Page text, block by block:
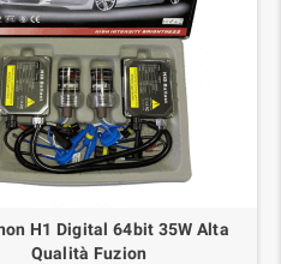
H1 Digital 64bit 35W Alta
Qualità Fuzion